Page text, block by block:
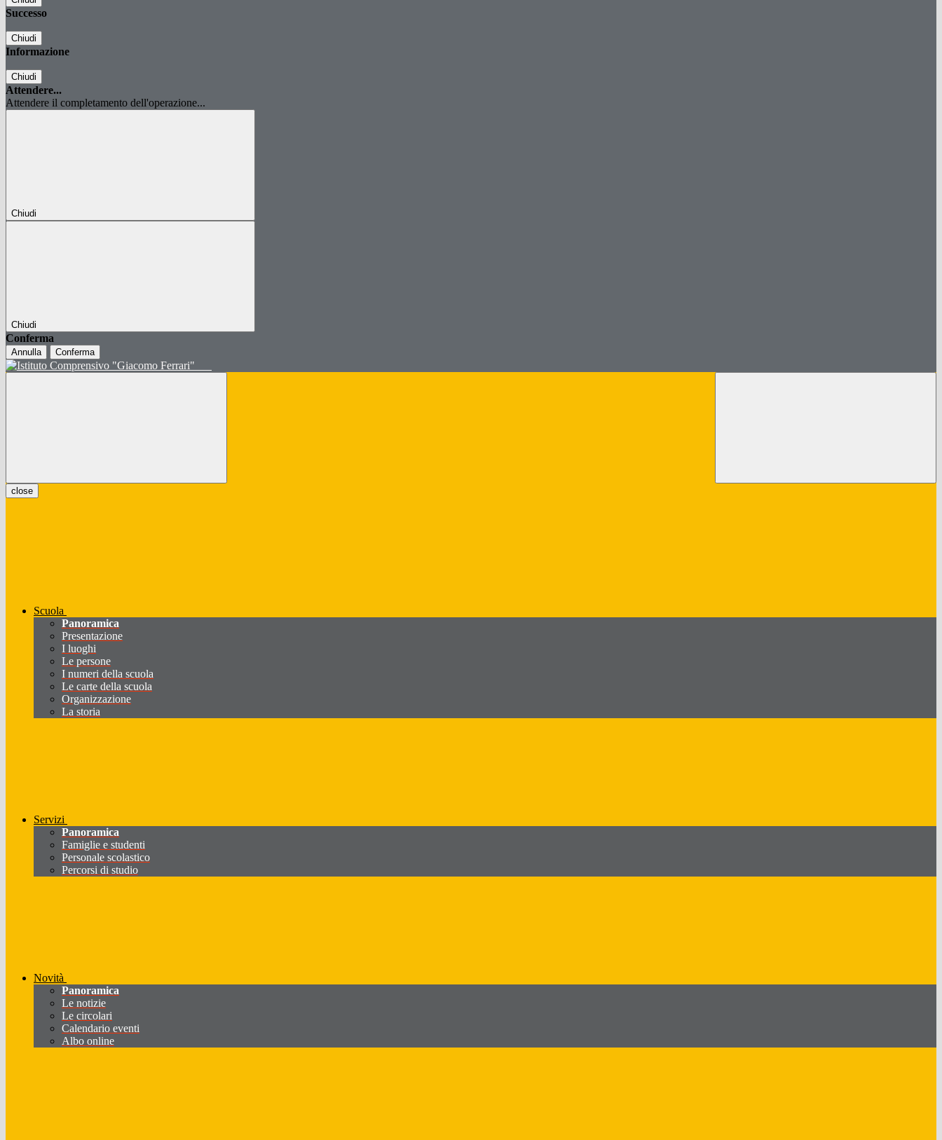
Successo
Chiudi
Informazione
Chiudi
Attendere...
Attendere il completamento dell'operazione...
Chiudi
Chiudi
Conferma
Annulla Conferma
close
Scuola
Panoramica
Presentazione
I luoghi
Le persone
I numeri della scuola
Le carte della scuola
Organizzazione
La storia
Servizi
Panoramica
Famiglie e studenti
Personale scolastico
Percorsi di studio
Novità
Panoramica
Le notizie
Le circolari
Calendario eventi
Albo online